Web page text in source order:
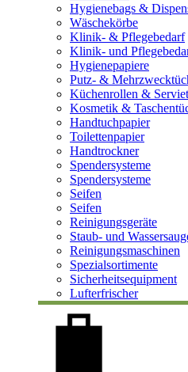
Hygienebags &
Wäschekörbe
Klinik- & Pflegebedarf
Klinik- und
Hygienepapiere
Putz- &
Küchenrollen &
Kosmetik &
Handtuchpapier
Toilettenpapier
Handtrockner
Spendersysteme
Spendersysteme
Seifen
Seifen
Reinigungsgeräte
Staub- und
Reinigungsmaschinen
Spezialsortimente
Sicherheitsequipment
Lufterfrischer